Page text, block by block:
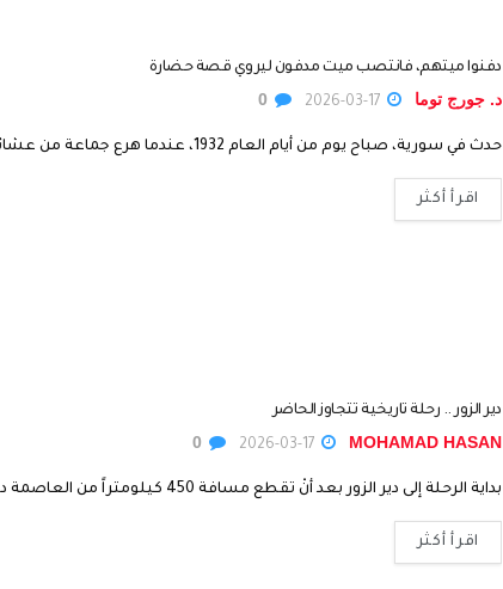
دفنوا ميتهم، فانتصب ميت مدفون ليروي قصة حضارة
د. جورج توما
حدث في سورية، صباح يوم من أيام العام 1932، عندما هرع جماعة من عشائر البدو في تل الحريري قرب مدينة...
اقرأ أكثر
دير الزور .. رحلة تاريخية تتجاوز الحاضر
MOHAMAD HASAN
بداية الرحلة إلى دير الزور بعد أنْ تقطع مسافة 450 كيلومتراً من العاصمة دمشق، باتجاه الشمال الشرقي، تصل إلى مدينة...
اقرأ أكثر